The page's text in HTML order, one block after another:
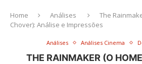
Home Análises
The
Chover): Análise e Impressões
Análises Análises Cinema
THE RAINMAKER (O